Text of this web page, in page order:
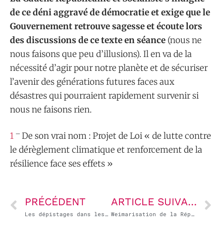
de ce déni aggravé de démocratie et exige que le
Gouvernement retrouve sagesse et écoute lors
des discussions de ce texte en séance (nous ne
nous faisons que peu d’illusions). Il en va de la
nécessité d’agir pour notre planète et de sécuriser
l’avenir des générations futures faces aux
désastres qui pourraient rapidement survenir si
nous ne faisons rien.
1 – De son vrai nom : Projet de Loi « de lutte contre
le dérèglement climatique et renforcement de la
résilience face ses effets »
PRÉCÉDENT
Les dépistages dans les écoles doivent être réalisés par des professionnels
ARTICLE SUIVANT
Weimarisation de la République fédérale : concept et processus